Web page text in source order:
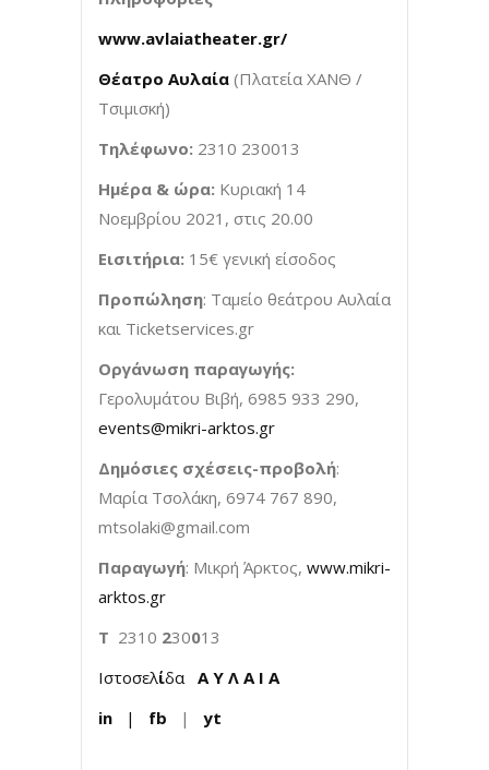
www.avlaiatheater.gr/
Θέατρο Αυλαία (Πλατεία ΧΑΝΘ /
Τσιμισκή)
Τηλέφωνο: 2310 230013
Ημέρα & ώρα: Κυριακή 14
Νοεμβρίου 2021, στις 20.00
Εισιτήρια: 15€ γενική είσοδος
Προπώληση: Ταμείο θεάτρου Αυλαία
και Ticketservices.gr
Οργάνωση παραγωγής:
Γερολυμάτου Βιβή, 6985 933 290,
events@mikri-arktos.gr
Δημόσιες σχέσεις-προβολή:
Μαρία Τσολάκη, 6974 767 890,
mtsolaki@gmail.com
Παραγωγή: Μικρή Άρκτος, www.mikri-
arktos.gr
T 2310 230013
Ιστοσελίδα Α Υ Λ Α Ι Α
in
| fb | yt